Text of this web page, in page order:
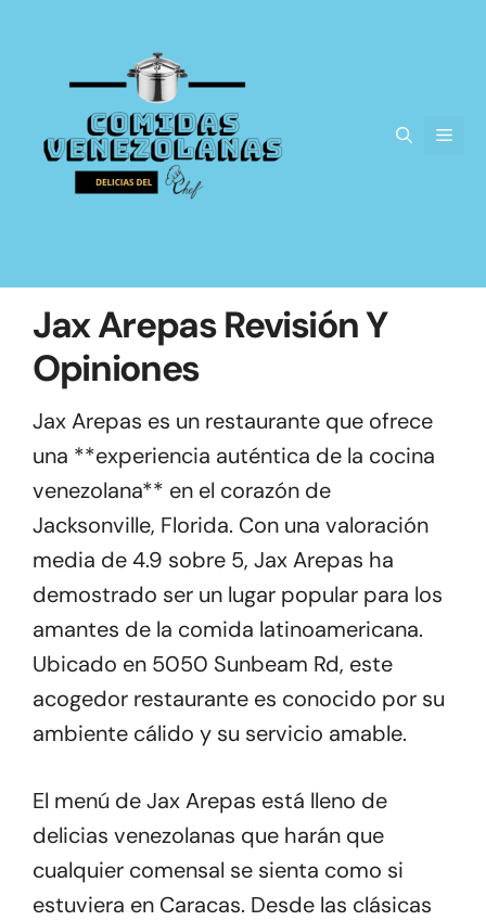
contenido
Jax Arepas Revisión Y
Opiniones
Jax Arepas es un restaurante que ofrece
una **experiencia auténtica de la cocina
venezolana** en el corazón de
Jacksonville, Florida. Con una valoración
media de 4.9 sobre 5, Jax Arepas ha
demostrado ser un lugar popular para los
amantes de la comida latinoamericana.
Ubicado en 5050 Sunbeam Rd, este
acogedor restaurante es conocido por su
ambiente cálido y su servicio amable.
El menú de Jax Arepas está lleno de
delicias venezolanas que harán que
cualquier comensal se sienta como si
estuviera en Caracas. Desde las clásicas